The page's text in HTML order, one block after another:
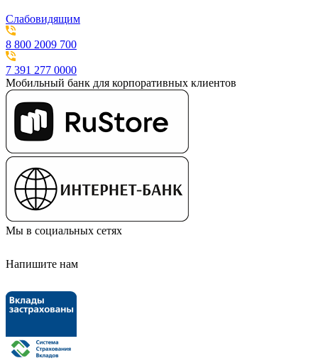
Слабовидящим
8 800 2009 700
7 391 277 0000
Мобильный банк для корпоративных клиентов
Мы в социальных сетях
Напишите нам